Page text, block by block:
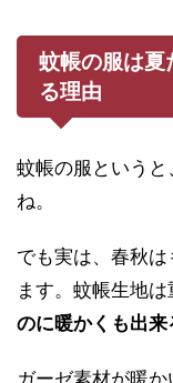
蚊帳の服は夏
る理由
蚊帳の服という
ね。
でも実は、春秋
ます。蚊帳生地は
のに暖かくも出来
ガーゼ素材が暖